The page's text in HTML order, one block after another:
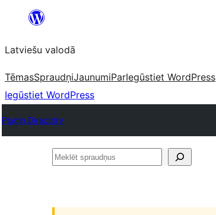
Pāriet
saturu
Latviešu valodā
TēmasSpraudņiJaunumiParIegūstiet WordPress
Iegūstiet WordPress
Plugin Directory
Meklēt